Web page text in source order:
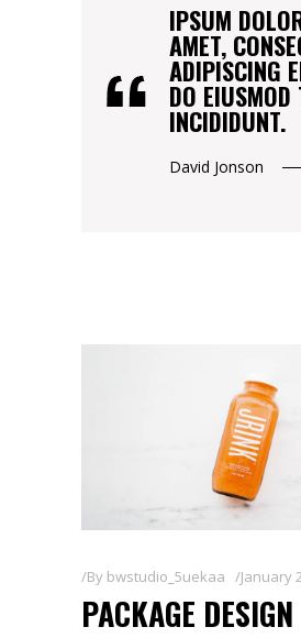
IPSUM
AMET,
ADIPISCING
DO EIUSMOD
INCIDIDUNT.
David Jonson
By bwstudio_5uekaa January
PACKAGE DESIGN